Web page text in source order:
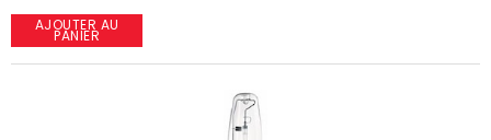
AJOUTER AU
PANIER